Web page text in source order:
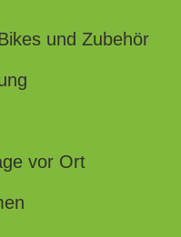
und Zubehör
vor Ort